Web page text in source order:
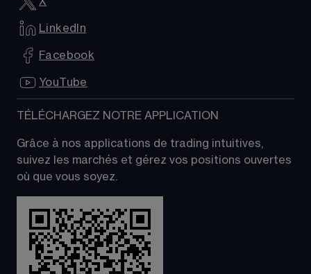
LinkedIn
Facebook
YouTube
TÉLÉCHARGEZ NOTRE APPLICATION
Grâce à nos applications de trading intuitives,
suivez les marchés et gérez vos positions ouvertes
où que vous soyez.